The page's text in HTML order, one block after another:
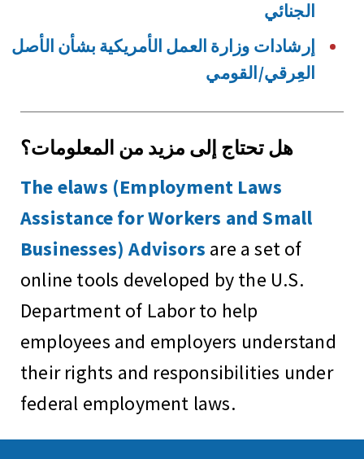
الجنائي
إرشادات وزارة العمل الأمريكية بشأن الأصل
العِرقي/القومي
هل تحتاج إلى مزيد من المعلومات؟
The elaws (Employment Laws
Assistance for Workers and Small
Businesses) Advisors are a set of
online tools developed by the U.S.
Department of Labor to help
employees and employers understand
their rights and responsibilities under
federal employment laws.